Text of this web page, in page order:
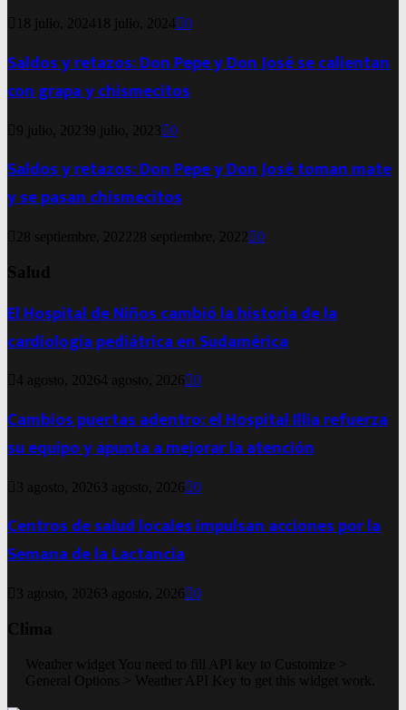
18 julio, 2024 18 julio, 2024 0
Saldos y retazos: Don Pepe y Don José se calientan
con grapa y chismecitos
9 julio, 20239 julio, 2023 0
Saldos y retazos: Don Pepe y Don José toman mate
y se pasan chismecitos
28 septiembre, 2022 28 septiembre, 2022 0
Salud
El Hospital de Niños cambió la historia de la
cardiología pediátrica en Sudamérica
4 agosto, 20264 agosto, 2026 0
Cambios puertas adentro: el Hospital Illia refuerza
su equipo y apunta a mejorar la atención
3 agosto, 2026 3 agosto, 2026 0
Centros de salud locales impulsan acciones por la
Semana de la Lactancia
3 agosto, 2026 3 agosto, 2026 0
Clima
Weather widget You need to fill API key to Customize >
General Options > Weather API Key to get this widget work.